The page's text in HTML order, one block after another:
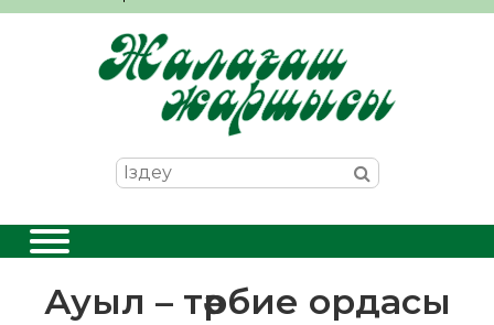
Ауыл – тәрбие ордасы